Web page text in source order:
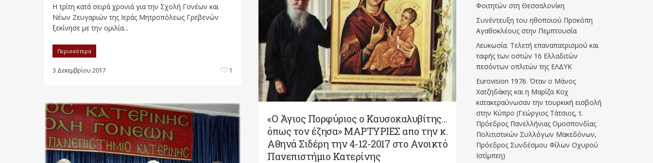
Η τρίτη κατά σειρά χρονιά για την Σχολή Γονέων και
Νέων Ζευγαριών της Ιεράς Μητροπόλεως Γρεβενών
ξεκίνησε με την ομιλία...
Περισσότερα
3 Δεκεμβρίου 2017 1
«Ο Άγιος Πορφύριος ο Καυσοκαλυβίτης…
όπως τον έζησα» ΜΑΡΤΥΡΙΕΣ απο την κ.
Αθηνά Σιδέρη την 4-12-2017 στο Ανοικτό
Πανεπιστήμιο Κατερίνης
Φοιτητών στη Θεσσαλονίκη
Συνέντευξη του ηθοποιού Προκόπη
Αγαθοκλέους στην Πεμπτουσία
Λευκωσία: Τελετή επαναπατρισμού και
ταφής των οστών 16 Ελλαδιτών
πεσόντων οπλιτών της ΕΛΔΥΚ
Eurovision 1976. Όταν ο Μάνος
Χατζηδάκης και η Μαρίζα Κοχ
κατακεραύνωσαν την τουρκική εισβολή
στην Κύπρο (Γεώργιος Τάτσιος, τ.
Πρόεδρος Πανελλήνιας Ομοσπονδίας
Πολιτιστικών Συλλόγων Μακεδόνων,
Πρόεδρος Συνδέσμου Φίλων Οχυρού
Ιστίμπεη)